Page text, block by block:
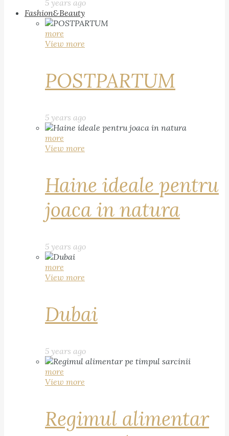
5 years ago
Fashion&Beauty
more
View more
POSTPARTUM
5 years ago
more
View more
Haine ideale pentru
joaca in natura
5 years ago
more
View more
Dubai
5 years ago
more
View more
Regimul alimentar